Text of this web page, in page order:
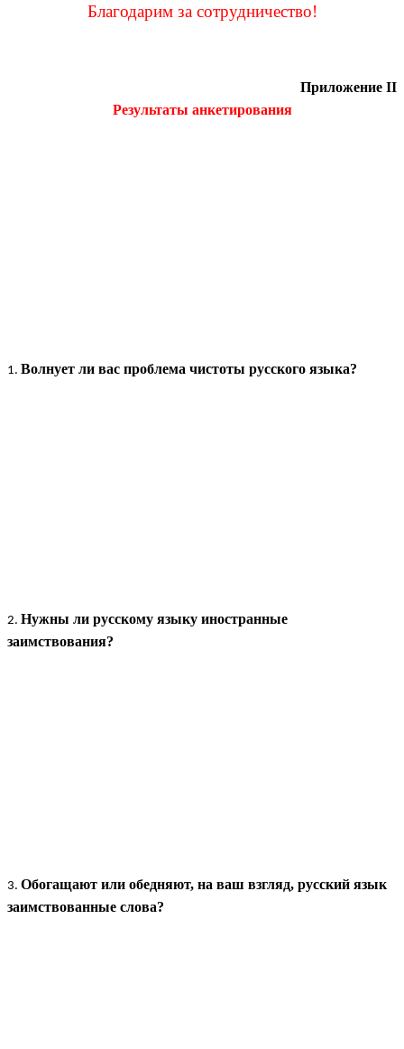
Благодарим за сотрудничество!
Приложение II
Результаты анкетирования
Волнует ли вас проблема чистоты русского языка?
Нужны ли русскому языку иностранные
заимствования?
Обогащают или обедняют, на ваш взгляд, русский язык
заимствованные слова?